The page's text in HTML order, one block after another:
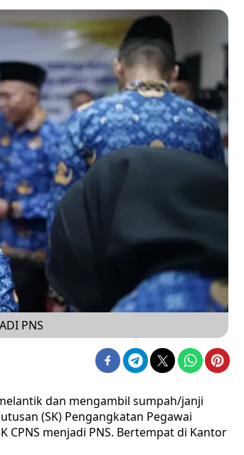
PNS
dan mengambil sumpah/janji
(SK) Pengangkatan Pegawai
CPNS menjadi PNS. Bertempat di Kantor